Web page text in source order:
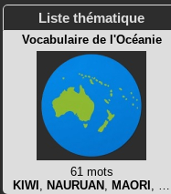
Liste thématique
Vocabulaire de l'Océanie
61 mots
KIWI , NAURUAN , MAORI , …